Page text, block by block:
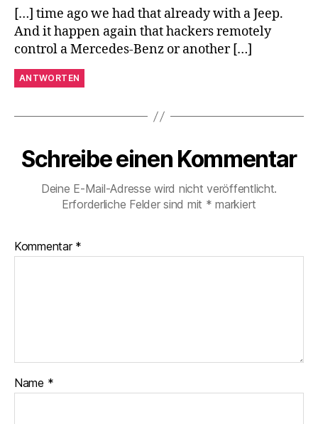
[…] time ago we had that already with a Jeep.
And it happen again that hackers remotely
control a Mercedes-Benz or another […]
ANTWORTEN
Schreibe einen Kommentar
Deine E-Mail-Adresse wird nicht veröffentlicht.
Erforderliche Felder sind mit * markiert
Kommentar *
Name *